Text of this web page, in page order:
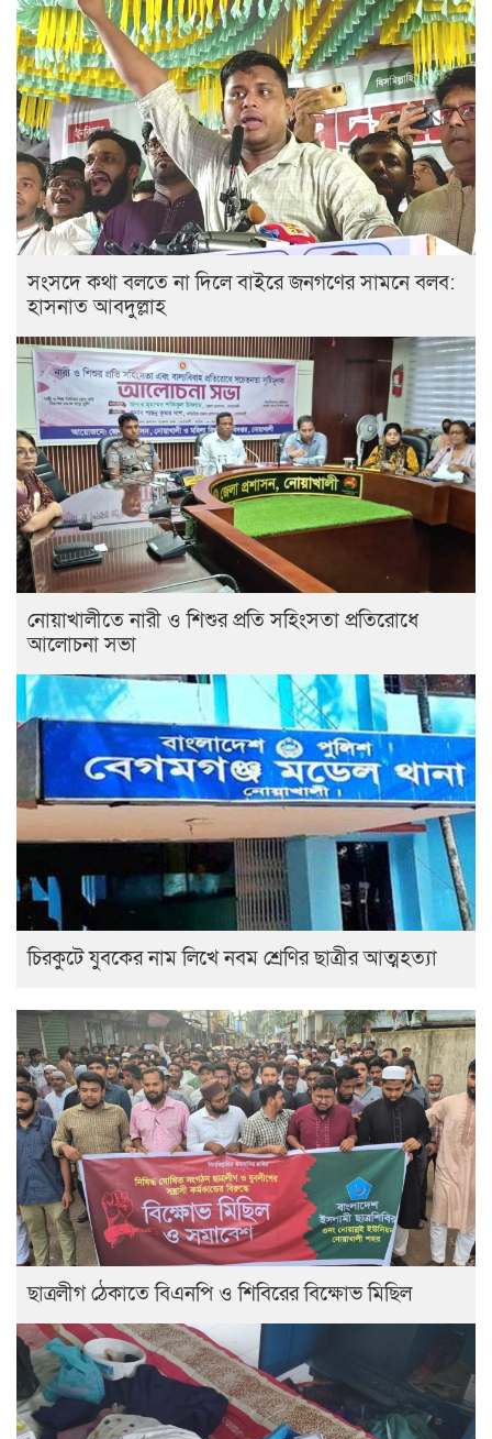
সংসদে কথা বলতে না দিলে বাইরে জনগণের সামনে বলব:
হাসনাত আবদুল্লাহ
নোয়াখালীতে নারী ও শিশুর প্রতি সহিংসতা প্রতিরোধে
আলোচনা সভা
চিরকুটে যুবকের নাম লিখে নবম শ্রেণির ছাত্রীর আত্মহত্যা
ছাত্রলীগ ঠেকাতে বিএনপি ও শিবিরের বিক্ষোভ মিছিল